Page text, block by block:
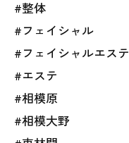
#整体
#フェイシャル
#フェイシャルエステ
#エステ
#相模原
#相模大野